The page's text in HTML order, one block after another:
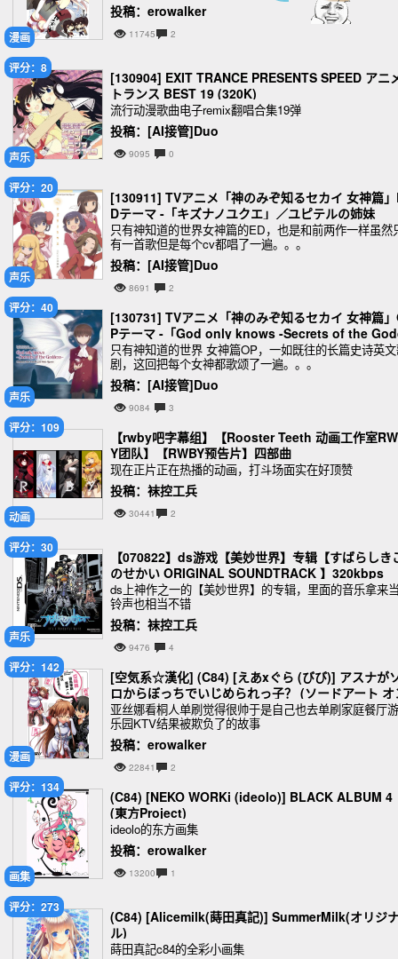
漫画
投稿：erowalker
11745 2
声乐
评分：8
[130904] EXIT TRANCE PRESENTS SPEED アニ
トランス BEST 19 (320K)
流行动漫歌曲电子remix翻唱合集19弹
投稿：[AI接管]Duo
9095 0
声乐
评分：20
[130911] TVアニメ「神のみぞ知るセカイ 女神篇
Dテーマ -「キズナノユクエ」／ユピテルの姉妹
只有神知道的世界女神篇的ED，也是和前两作一样虽然
有一首歌但是每个cv都唱了一遍。。。
投稿：[AI接管]Duo
8691 2
声乐
评分：40
[130731] TVアニメ「神のみぞ知るセカイ 女神篇
Pテーマ -「God only knows -Secrets of the
ess-」
只有神知道的世界 女神篇OP，一如既往的长篇史诗英
剧，这回把每个女神都歌颂了一遍。。。
投稿：[AI接管]Duo
9084 3
动画
评分：109
【rwby吧字幕组】【Rooster Teeth 动画工作室
Y团队】【RWBY预告片】四部曲
现在正片正在热播的动画，打斗场面实在好顶赞
投稿：袜控工兵
30441 2
声乐
评分：30
【070822】ds游戏【美妙世界】专辑【すばらしき
のせかい ORIGINAL SOUNDTRACK 】320kbps
ds上神作之一的【美妙世界】的专辑，里面的音乐拿来
铃声也相当不错
投稿：袜控工兵
9476 4
漫画
评分：142
[空気系☆漢化] (C84) [えあxぐら (びび)] アスナが
ロからぼっちでいじめられっ子？ (ソードアート オ
ライン)
亚丝娜看桐人单刷觉得很帅于是自己也去单刷家庭餐厅游
乐园KTV结果被欺负了的故事
投稿：erowalker
22841 2
画集
评分：134
(C84) [NEKO WORKi (ideolo)] BLACK ALBUM 4
(東方Project)
ideolo的东方画集
投稿：erowalker
13200 1
评分：273
(C84) [Alicemilk(蒔田真記)] SummerMilk(オリジ
ル)
蒔田真記c84的全彩小画集